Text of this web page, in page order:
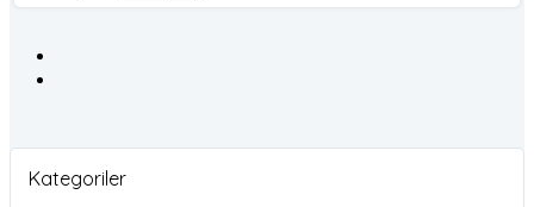
Kategoriler